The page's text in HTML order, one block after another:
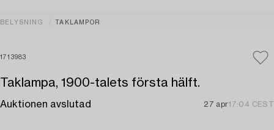
BELYSNING TAKLAMPOR
1713983
Taklampa, 1900-talets första hälft.
Auktionen avslutad 27 apr17:04 CEST